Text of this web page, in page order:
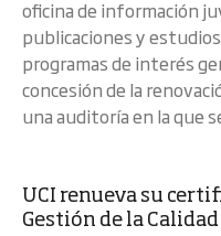
oficina de información
publicaciones y
programas de interés
concesión de la
una auditoría en la que
UCI renueva su
Gestión de la